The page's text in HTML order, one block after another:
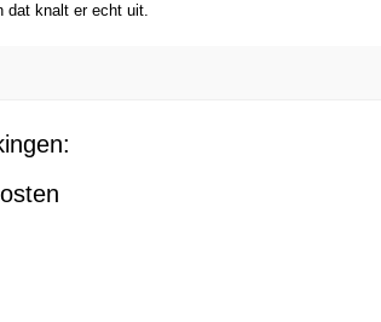
dat knalt er echt uit.